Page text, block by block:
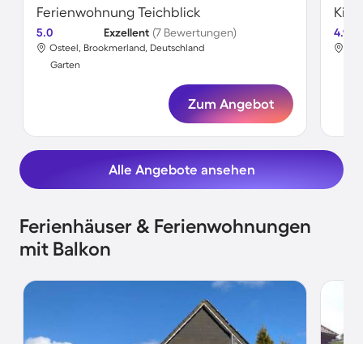
Ferienwohnung Teichblick
5.0 Exzellent (7 Bewertungen)
Osteel, Brookmerland, Deutschland
Garten
Zum Angebot
4.9
Alle Angebote ansehen
Ferienhäuser & Ferienwohnungen
mit Balkon